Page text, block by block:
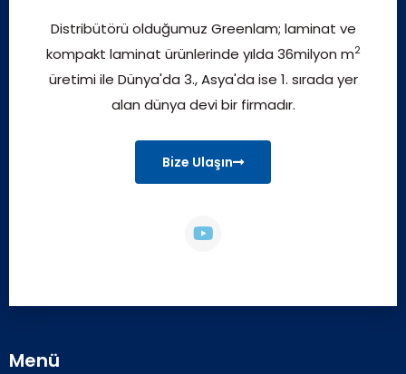
Distribütörü olduğumuz Greenlam; laminat ve
kompakt laminat ürünlerinde yılda 36milyon m2
üretimi ile Dünya'da 3., Asya'da ise 1. sırada yer
alan dünya devi bir firmadır.
Bize Ulaşın
Menü